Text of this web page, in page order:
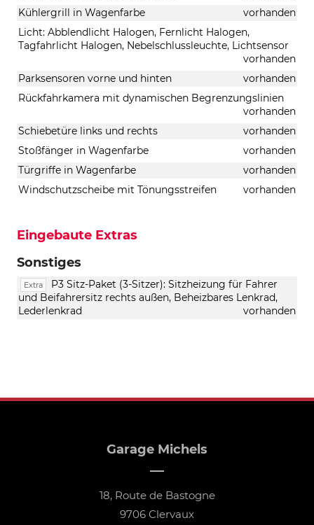
Kühlergrill in Wagenfarbe
vorhanden
Licht: Abblendlicht Halogen, Fernlicht Halogen,
Tagfahrlicht Halogen, Nebelschlussleuchte, Lichtsensor
vorhanden
Parksensoren vorne und hinten
vorhanden
Rückfahrkamera mit dynamischen Begrenzungslinien
vorhanden
Schiebetüre links und rechts
vorhanden
Stoßfänger in Wagenfarbe
vorhanden
Türgriffe in Wagenfarbe
vorhanden
Windschutzscheibe mit Tönungsstreifen
vorhanden
Eingebaute Extras
Sonstiges
Extra
P3 Sitz-Paket (3-Sitzer): Sitzheizung für Fahrer
und Beifahrersitz rechts außen, Beheizbares Lenkrad,
Lederlenkrad
vorhanden
Garage Michels
18, Route de Bastogne
9706 Clervaux